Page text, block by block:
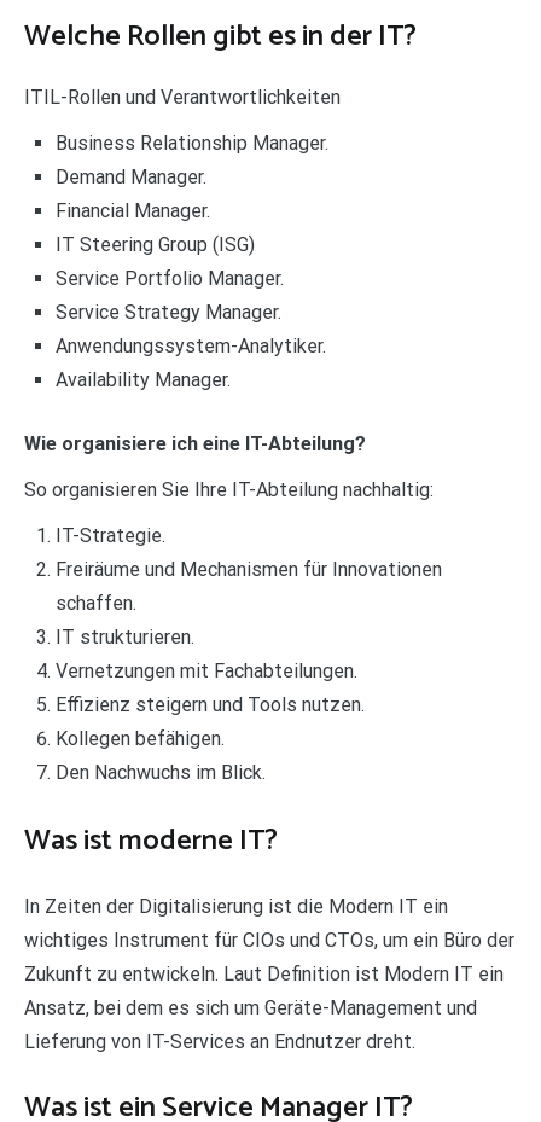
Welche Rollen gibt es in der IT?
ITIL-Rollen und Verantwortlichkeiten
Business Relationship Manager.
Demand Manager.
Financial Manager.
IT Steering Group (ISG)
Service Portfolio Manager.
Service Strategy Manager.
Anwendungssystem-Analytiker.
Availability Manager.
Wie organisiere ich eine IT-Abteilung?
So organisieren Sie Ihre IT-Abteilung nachhaltig:
IT-Strategie.
Freiräume und Mechanismen für Innovationen
schaffen.
IT strukturieren.
Vernetzungen mit Fachabteilungen.
Effizienz steigern und Tools nutzen.
Kollegen befähigen.
Den Nachwuchs im Blick.
Was ist moderne IT?
In Zeiten der Digitalisierung ist die Modern IT ein
wichtiges Instrument für CIOs und CTOs, um ein Büro der
Zukunft zu entwickeln. Laut Definition ist Modern IT ein
Ansatz, bei dem es sich um Geräte-Management und
Lieferung von IT-Services an Endnutzer dreht.
Was ist ein Service Manager IT?